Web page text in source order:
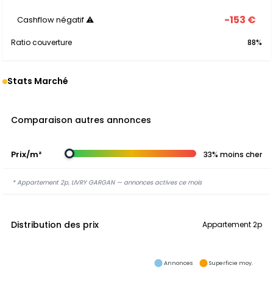
Cashflow négatif ⚠ -153 €
Ratio couverture 88%
Stats Marché
Comparaison autres annonces
Prix/m² 33% moins cher
* Appartement 2p, LIVRY GARGAN — annonces actives ce mois
Distribution des prix Appartement 2p
Annonces Superficie moy.